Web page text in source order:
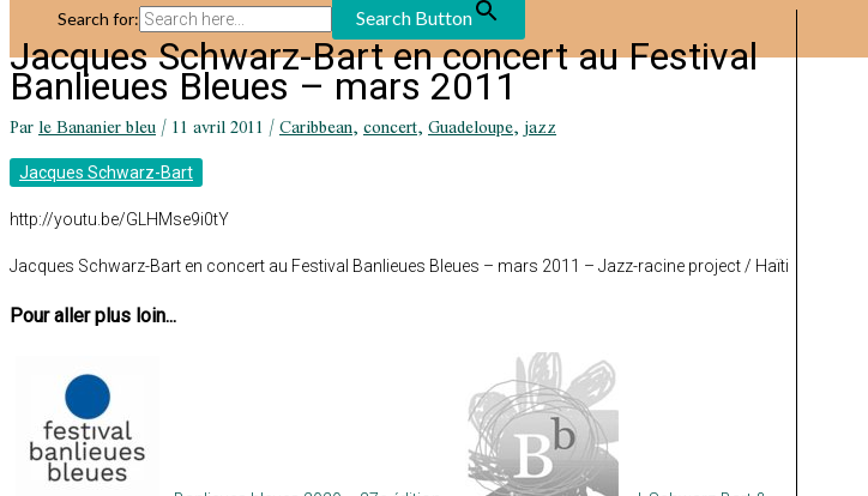
Search for: Search Button
Jacques Schwarz-Bart en concert au Festival
Banlieues Bleues – mars 2011
Parle Bananier bleu/11 avril 2011/Caribbean,concert,Guadeloupe,jazz
Jacques Schwarz-Bart
http://youtu.be/GLHMse9i0tY
Jacques Schwarz-Bart en concert au Festival Banlieues Bleues – mars 2011 – Jazz-racine project / Haïti
Pour aller plus loin...